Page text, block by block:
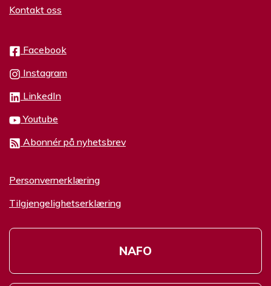
Kontakt oss
Facebook
Instagram
LinkedIn
Youtube
Abonnér på nyhetsbrev
Personvernerklæring
Tilgjengelighetserklæring
NAFO